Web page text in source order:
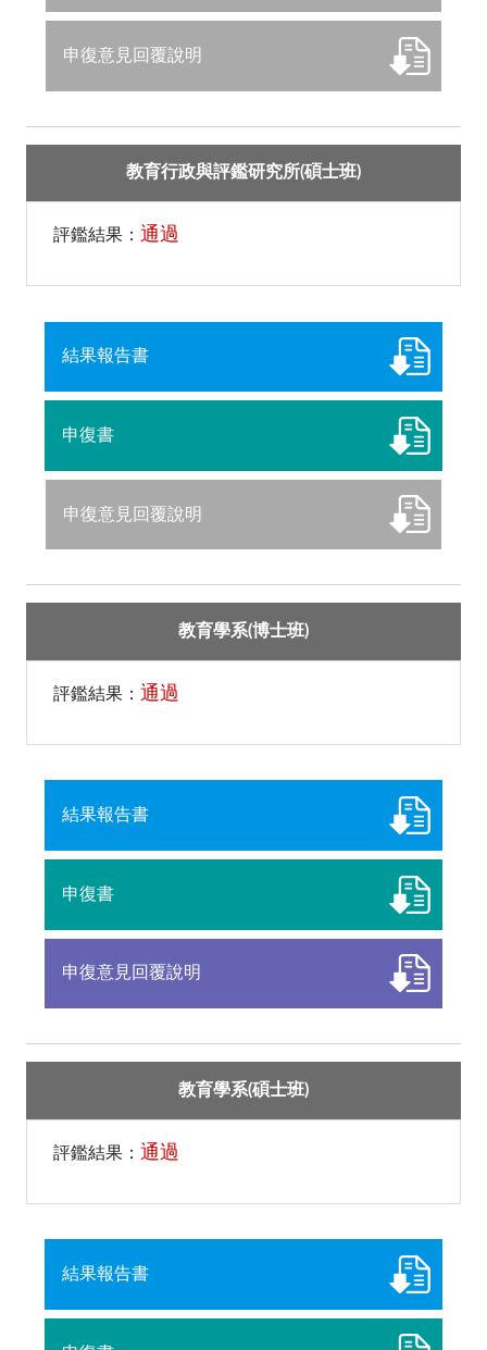
申復意見回覆說明
教育行政與評鑑研究所(碩士班)
評鑑結果： 通過
結果報告書
申復書
申復意見回覆說明
教育學系(博士班)
評鑑結果： 通過
結果報告書
申復書
申復意見回覆說明
教育學系(碩士班)
評鑑結果： 通過
結果報告書